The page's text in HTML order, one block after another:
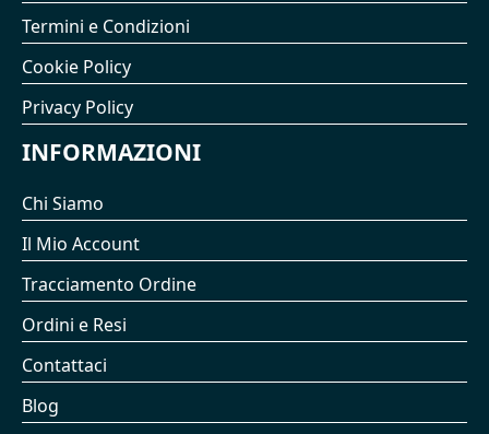
Termini e Condizioni
Cookie Policy
Privacy Policy
INFORMAZIONI
Chi Siamo
Il Mio Account
Tracciamento Ordine
Ordini e Resi
Contattaci
Blog